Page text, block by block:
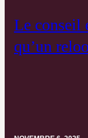
Le conseil
qu’un